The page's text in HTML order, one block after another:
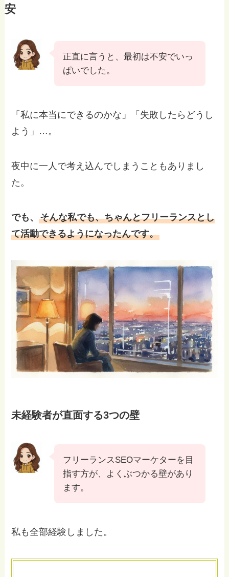
安
正直に言うと、最初は不安でいっ
ぱいでした。
「私に本当にできるのかな」「失敗したらどうし
よう」…。
夜中に一人で考え込んでしまうこともありまし
た。
でも、そんな私でも、ちゃんとフリーランスとし
て活動できるようになったんです。
未経験者が直面する3つの壁
フリーランスSEOマーケターを目
指す方が、よくぶつかる壁があり
ます。
私も全部経験しました。